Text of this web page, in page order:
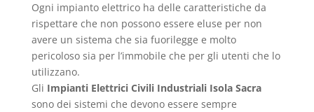
Ogni impianto elettrico ha delle caratteristiche da
rispettare che non possono essere eluse per non
avere un sistema che sia fuorilegge e molto
pericoloso sia per l’immobile che per gli utenti che lo
utilizzano.
Gli Impianti Elettrici Civili Industriali Isola Sacra
sono dei sistemi che devono essere sempre